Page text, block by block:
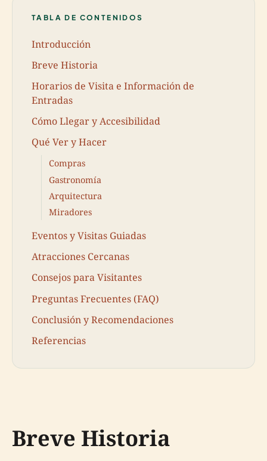
TABLA DE CONTENIDOS
Introducción
Breve Historia
Horarios de Visita e Información de
Entradas
Cómo Llegar y Accesibilidad
Qué Ver y Hacer
Compras
Gastronomía
Arquitectura
Miradores
Eventos y Visitas Guiadas
Atracciones Cercanas
Consejos para Visitantes
Preguntas Frecuentes (FAQ)
Conclusión y Recomendaciones
Referencias
Breve Historia